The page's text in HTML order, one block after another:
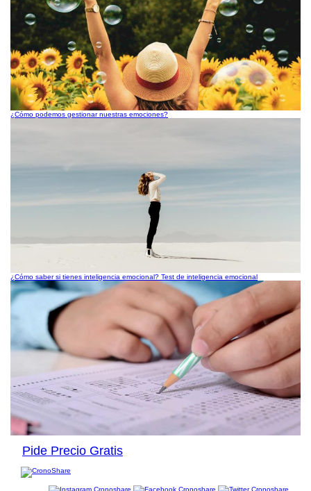
¿Cómo podemos gestionar nuestras emociones?
¿Cómo saber si tienes inteligencia emocional? Test de inteligencia emocional
Pide Precio Gratis